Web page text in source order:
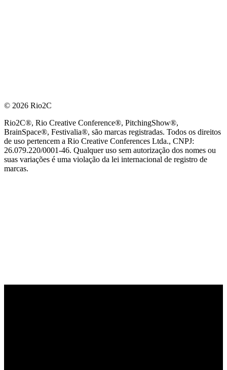
© 2026 Rio2C
Rio2C®, Rio Creative Conference®, PitchingShow®,
BrainSpace®, Festivalia®, são marcas registradas. Todos os direitos
de uso pertencem a Rio Creative Conferences Ltda., CNPJ:
26.079.220/0001-46. Qualquer uso sem autorização dos nomes ou
suas variações é uma violação da lei internacional de registro de
marcas.